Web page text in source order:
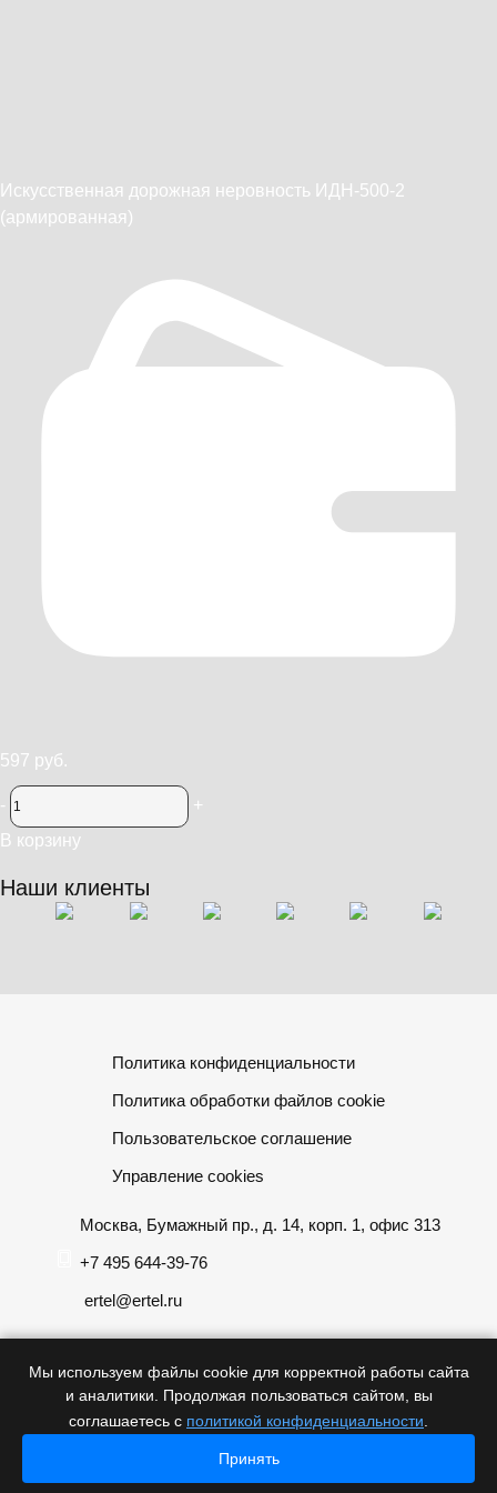
Главная Каталог Проекты Контакты
Главная Каталог Проекты Контакты
Искусственная дорожная неровность ИДН-500-2
(армированная)
597 руб.
-
+
В корзину
Наши клиенты
Политика конфиденциальности
Политика обработки файлов cookie
Пользовательское соглашение
Управление cookies
Москва, Бумажный пр., д. 14, корп. 1, офис 313
+7 495 644-39-76
ertel@ertel.ru
Информация размещенная на сайте не является публичной
офертой
© 2012 – 2026, ООО «Эртел»
Мы используем файлы cookie для корректной работы сайта
и аналитики. Продолжая пользоваться сайтом, вы
соглашаетесь с политикой конфиденциальности
Принять